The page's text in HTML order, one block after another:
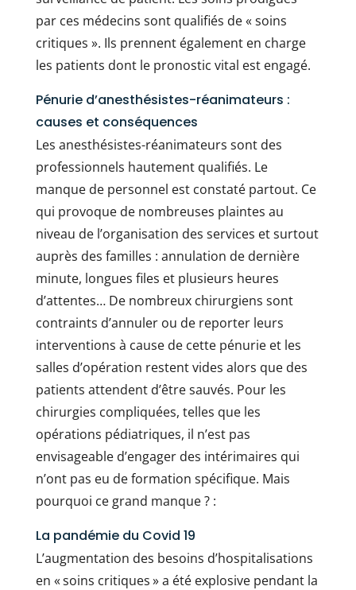
par ces médecins sont qualifiés de « soins
critiques ». Ils prennent également en charge
les patients dont le pronostic vital est engagé.
Pénurie d’anesthésistes-réanimateurs :
causes et conséquences
Les anesthésistes-réanimateurs sont des
professionnels hautement qualifiés. Le
manque de personnel est constaté partout. Ce
qui provoque de nombreuses plaintes au
niveau de l’organisation des services et surtout
auprès des familles : annulation de dernière
minute, longues files et plusieurs heures
d’attentes… De nombreux chirurgiens sont
contraints d’annuler ou de reporter leurs
interventions à cause de cette pénurie et les
salles d’opération restent vides alors que des
patients attendent d’être sauvés. Pour les
chirurgies compliquées, telles que les
opérations pédiatriques, il n’est pas
envisageable d’engager des intérimaires qui
n’ont pas eu de formation spécifique. Mais
pourquoi ce grand manque ? :
La pandémie du Covid 19
L’augmentation des besoins d’hospitalisations
en « soins critiques » a été explosive pendant la